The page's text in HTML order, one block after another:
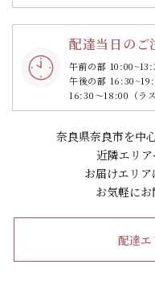
配達当日のご
午前の部
午後の部
16:30～18:00（ラ
奈良県奈良市を中
近隣エリア
お届けエリア
お気軽にお
配達エ